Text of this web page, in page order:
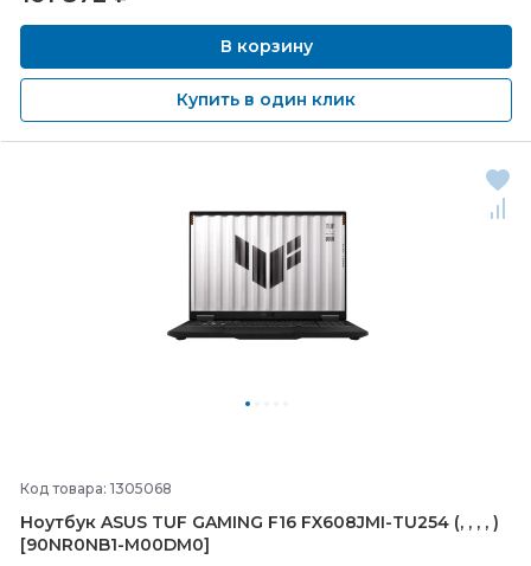
В корзину
Купить в один клик
Код товара: 1305068
Ноутбук ASUS TUF GAMING F16 FX608JMI-TU254 (, , , , )
[90NR0NB1-M00DM0]